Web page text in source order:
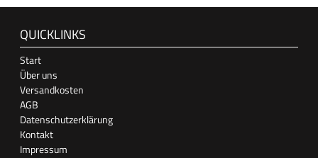
QUICKLINKS
Start
Über uns
Versandkosten
AGB
Datenschutzerklärung
Kontakt
Impressum